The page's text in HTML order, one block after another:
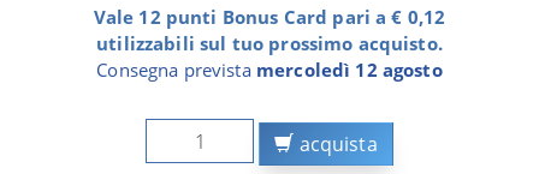
Vale 12 punti Bonus Card pari a € 0,12
utilizzabili sul tuo prossimo acquisto.
Consegna prevista mercoledì 12 agosto
acquista